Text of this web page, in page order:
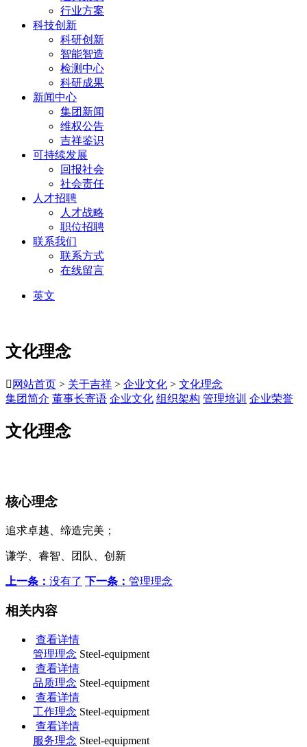
行业方案
科技创新
科研创新
智能智造
检测中心
科研成果
新闻中心
集团新闻
维权公告
吉祥鉴识
可持续发展
回报社会
社会责任
人才招聘
人才战略
职位招聘
联系我们
联系方式
在线留言
英文
文化理念
 网站首页 > 关于吉祥 > 企业文化 > 文化理念
集团简介 董事长寄语 企业文化 组织架构 管理培训 企业荣誉
文化理念
核心理念
追求卓越、缔造完美；
谦学、睿智、团队、创新
上一条： 没有了 下一条： 管理理念
相关内容
查看详情
管理理念 Steel-equipment
查看详情
品质理念 Steel-equipment
查看详情
工作理念 Steel-equipment
查看详情
服务理念 Steel-equipment